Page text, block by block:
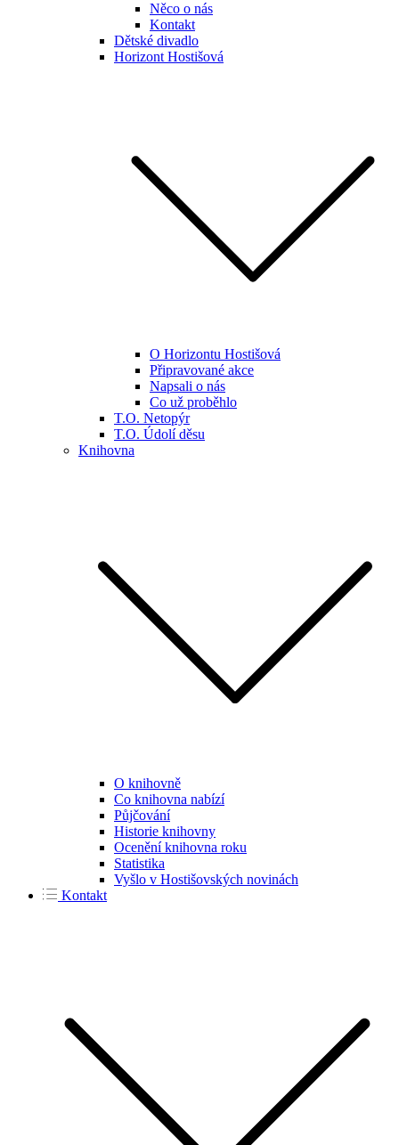
Něco o nás
Kontakt
Dětské divadlo
Horizont Hostišová
O Horizontu Hostišová
Připravované akce
Napsali o nás
Co už proběhlo
T.O. Netopýr
T.O. Údolí děsu
Knihovna
O knihovně
Co knihovna nabízí
Půjčování
Historie knihovny
Ocenění knihovna roku
Statistika
Vyšlo v Hostišovských novinách
Kontakt